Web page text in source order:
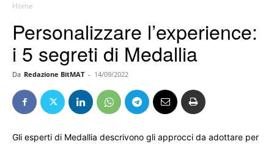
Home
Personalizzare l’experience:
i 5 segreti di Medallia
Da Redazione BitMAT - 14/09/2022
Gli esperti di Medallia descrivono gli approcci da adottare per